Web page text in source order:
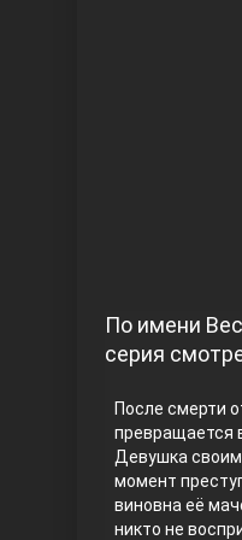
По имени
серия
После смерти
превращается
Девушка
момент
виновна её
никто не